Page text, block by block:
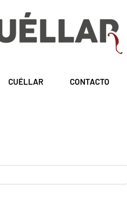
CUÉLLAR CONTACTO